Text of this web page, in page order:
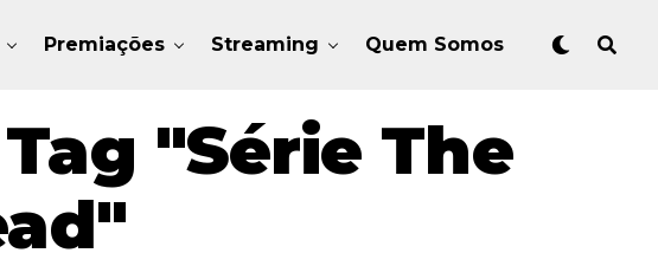
Premiações Streaming Quem Somos
"Série The